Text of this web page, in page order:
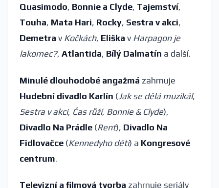
Quasimodo, Bonnie a Clyde, Tajemství,
Touha, Mata Hari, Rocky, Sestra v akci,
Demetra v Kočkách, Eliška v Harpagon je
lakomec?, Atlantida, Bílý Dalmatín a další.
Minulé dlouhodobé angažmá zahrnuje
Hudební divadlo Karlín ( Jak se dělá muzikál,
Sestra v akci, Čas růží, Bonnie & Clyde),
Divadlo Na Prádle (Rent), Divadlo Na
Fidlovačce (Kennedyho děti) a Kongresové
centrum.
Televizní a filmová tvorba zahrnuje seriály